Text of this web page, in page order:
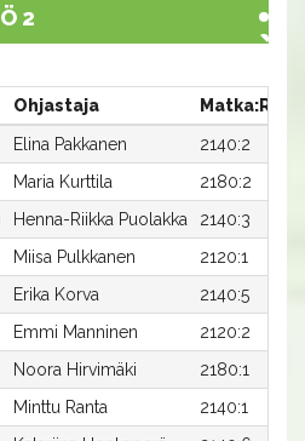
2
Ohjastaja
Matka:Rata
Elina Pakkanen
2140:2
Maria Kurttila
2180:2
Henna-Riikka Puolakka
2140:3
Miisa Pulkkanen
2120:1
Erika Korva
2140:5
Emmi Manninen
2120:2
Noora Hirvimäki
2180:1
Minttu Ranta
2140:1